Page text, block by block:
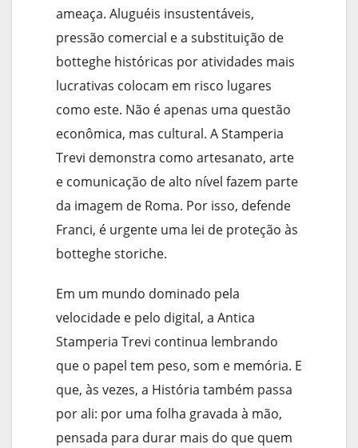
ameaça. Aluguéis insustentáveis,
pressão comercial e a substituição de
botteghe históricas por atividades mais
lucrativas colocam em risco lugares
como este. Não é apenas uma questão
econômica, mas cultural. A Stamperia
Trevi demonstra como artesanato, arte
e comunicação de alto nível fazem parte
da imagem de Roma. Por isso, defende
Franci, é urgente uma lei de proteção às
botteghe storiche.
Em um mundo dominado pela
velocidade e pelo digital, a Antica
Stamperia Trevi continua lembrando
que o papel tem peso, som e memória. E
que, às vezes, a História também passa
por ali: por uma folha gravada à mão,
pensada para durar mais do que quem